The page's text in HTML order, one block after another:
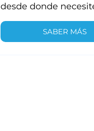
desde donde
SABER MÁS